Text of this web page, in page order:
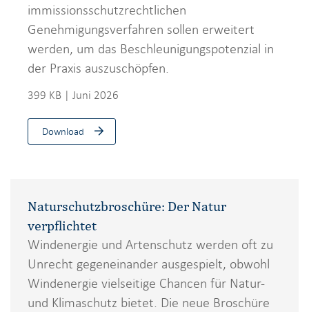
immissionsschutzrechtlichen
Genehmigungsverfahren sollen erweitert
werden, um das Beschleunigungspotenzial in
der Praxis auszuschöpfen.
399 KB | Juni 2026
Download
Naturschutzbroschüre: Der Natur
verpflichtet
Windenergie und Artenschutz werden oft zu
Unrecht gegeneinander ausgespielt, obwohl
Windenergie vielseitige Chancen für Natur-
und Klimaschutz bietet. Die neue Broschüre